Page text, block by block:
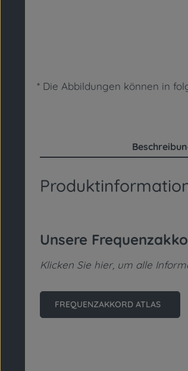
* Die Abbildungen können in
Unsere
Klicken Sie hier, um alle
FREQUENZAKKORD ATLAS